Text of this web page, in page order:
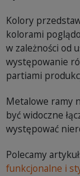
Kolory
kolorami
w zależności od
występowanie
partiami
Metalowe ramy
być widoczne
występować
Polecamy artykuł:
funkcjonalne i